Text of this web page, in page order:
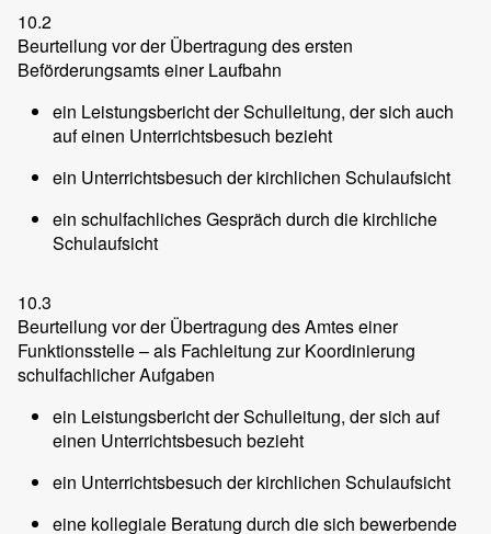
10.2
Beurteilung vor der Übertragung des ersten
Beförderungsamts einer Laufbahn
ein Leistungsbericht der Schulleitung, der sich auch
auf einen Unterrichtsbesuch bezieht
ein Unterrichtsbesuch der kirchlichen Schulaufsicht
ein schulfachliches Gespräch durch die kirchliche
Schulaufsicht
10.3
Beurteilung vor der Übertragung des Amtes einer
Funktionsstelle – als Fachleitung zur Koordinierung
schulfachlicher Aufgaben
ein Leistungsbericht der Schulleitung, der sich auf
einen Unterrichtsbesuch bezieht
ein Unterrichtsbesuch der kirchlichen Schulaufsicht
eine kollegiale Beratung durch die sich bewerbende